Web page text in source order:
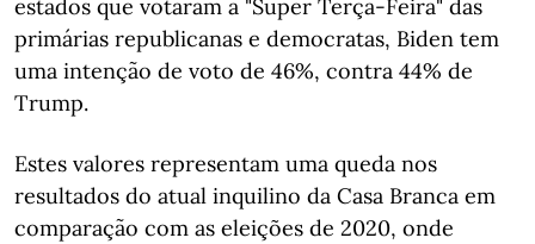
estados que votaram a "Super Terça-Feira" das
primárias republicanas e democratas, Biden tem
uma intenção de voto de 46%, contra 44% de
Trump.
Estes valores representam uma queda nos
resultados do atual inquilino da Casa Branca em
comparação com as eleições de 2020, onde